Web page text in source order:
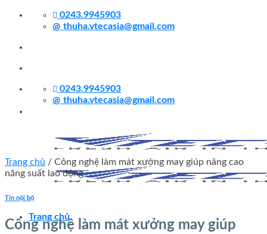
Skip
0243.9945903
@ thuha.vtecasia@gmail.com
0243.9945903
@ thuha.vtecasia@gmail.com
Trang chủ
Trang chủ / Công nghệ làm mát xưởng may giúp nâng cao
năng suất lao động
Tin nội bộ
Công nghệ làm mát xưởng may giúp